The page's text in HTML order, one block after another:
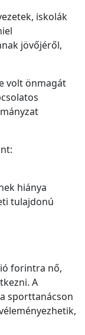
iskolák
jövőjéről,
volt önmagát
hiánya
tulajdonú
forintra nő,
A
sporttanácson